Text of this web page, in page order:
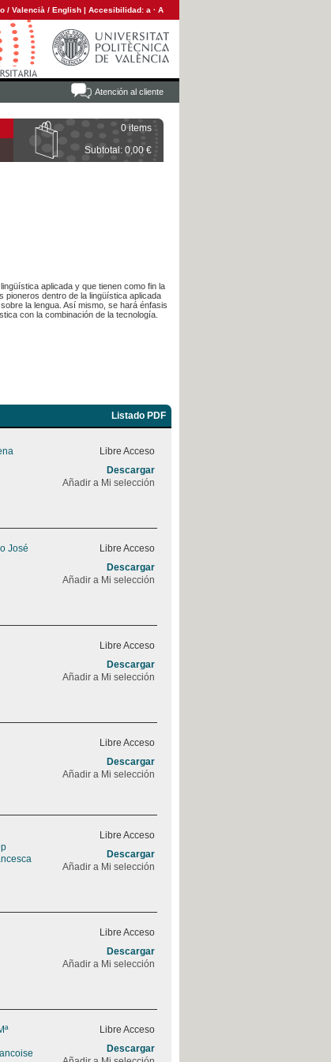
/ Valencià / English | Accesibilidad: a · A
Atención al cliente
0 items
Subtotal: 0,00 €
aplicada y que tienen como fin la
pioneros dentro de la lingüística aplicada
la lengua. Así mismo, se hará énfasis
con la combinación de la tecnología.
Listado PDF
Libre Acceso
Descargar
Añadir a Mi selección
José
Libre Acceso
Descargar
Añadir a Mi selección
Libre Acceso
Descargar
Añadir a Mi selección
Libre Acceso
Descargar
Añadir a Mi selección
Libre Acceso
Descargar
Añadir a Mi selección
Libre Acceso
Descargar
Añadir a Mi selección
Libre Acceso
Descargar